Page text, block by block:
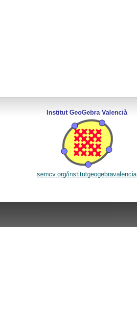
Institut GeoGebra Valencià
semcv.org/institutgeogebravalencia